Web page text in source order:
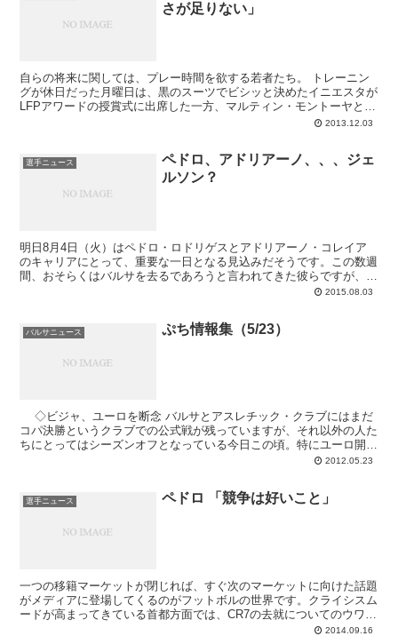
さが足りない」
自らの将来に関しては、プレー時間を欲する若者たち。 トレーニン
グが休日だった月曜日は、黒のスーツでビシッと決めたイニエスタが
LFPアワードの授賞式に出席した一方、マルティン・モントーヤとク
2013.12.03
選手ニュース
ペドロ、アドリアーノ、、、ジェ
ルソン？
明日8月4日（火）はペドロ・ロドリゲスとアドリアーノ・コレイア
のキャリアにとって、重要な一日となる見込みだそうです。この数週
間、おそらくはバルサを去るであろうと言われてきた彼らですが、つ
いにそのXデーが訪れる（訪れてしまう）らしく。特にペドロの場合
かもし出しています。それだけの上位責任者がきて、手ぶらで帰宅す
2015.08.03
バルサニュース ぷち情報集（5/23）
◇ビジャ、ユーロを断念 バルサとアスレチック・クラブにはまだ
コパ決勝というクラブでの公式戦が残っていますが、それ以外の人た
ちにとってはシーズンオフとなっている今日この頃。特にユーロ開幕
2012.05.23
選手ニュース ペドロ 「競争は好いこと」
一つの移籍マーケットが閉じれば、すぐ次のマーケットに向けた話題
がメディアに登場してくるのがフットボルの世界です。クライシスム
ードが高まってきている首都方面では、CR7の去就についてのウワサ
が流れているここ最近ですが、カタルーニャ方面ではPR7が憶測の対
2014.09.16